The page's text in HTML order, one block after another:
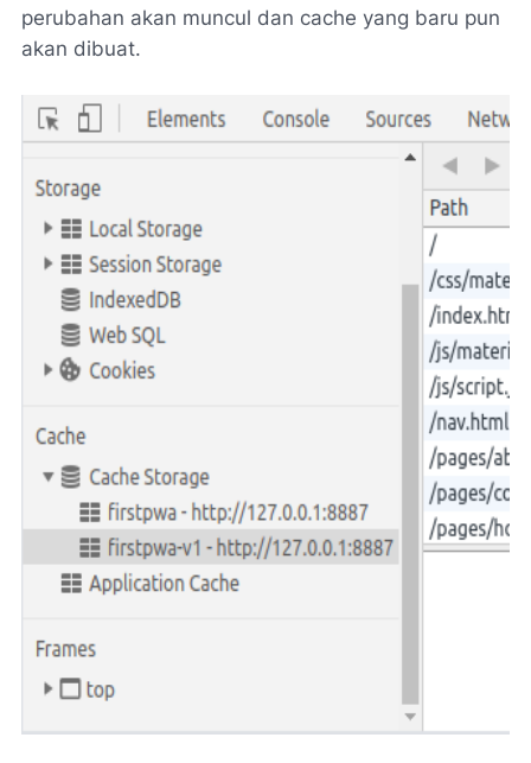
perubahan akan muncul dan cache yang baru pun
akan dibuat.